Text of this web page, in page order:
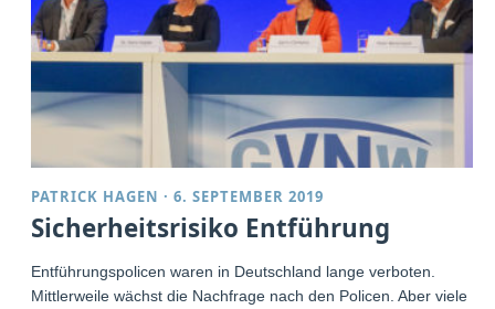
PATRICK HAGEN ·6. SEPTEMBER 2019
Sicherheitsrisiko Entführung
Entführungspolicen waren in Deutschland lange verboten.
Mittlerweile wächst die Nachfrage nach den Policen. Aber viele